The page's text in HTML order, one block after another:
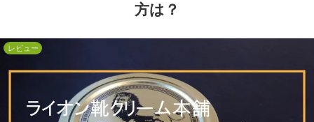
方は？
レビュー